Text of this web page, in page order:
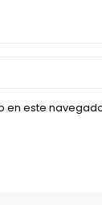
este